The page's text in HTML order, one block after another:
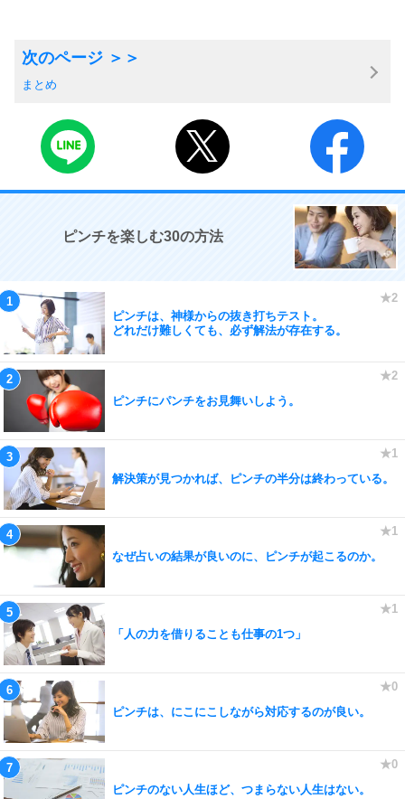
まとめ
ピンチを楽しむ30の方法
ピンチは、神様からの抜き打ちテスト。
どれだけ難しくても、必ず解法が存在する。
ピンチにパンチをお見舞いしよう。
解決策が見つかれば、ピンチの半分は終わっている。
なぜ占いの結果が良いのに、ピンチが起こるのか。
「人の力を借りることも仕事の1つ」
ピンチは、にこにこしながら対応するのが良い。
ピンチのない人生ほど、つまらない人生はない。